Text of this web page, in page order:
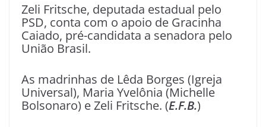
Zeli Fritsche, deputada estadual pelo
PSD, conta com o apoio de Gracinha
Caiado, pré-candidata a senadora pelo
União Brasil.
As madrinhas de Lêda Borges (Igreja
Universal), Maria Yvelônia (Michelle
Bolsonaro) e Zeli Fritsche. (E.F.B.)